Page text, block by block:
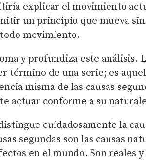
explicar el movimiento
un principio que mueva
movimiento.
y profundiza este análisis.
término de una serie; es
misma de las causas
actuar conforme a su
cuidadosamente la
segundas son las causas
en el mundo. Son reales y